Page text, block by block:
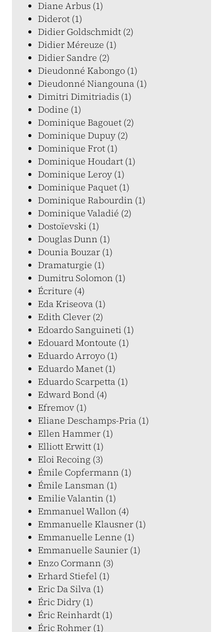
Diane Arbus (1)
Diderot (1)
Didier Goldschmidt (2)
Didier Méreuze (1)
Didier Sandre (2)
Dieudonné Kabongo (1)
Dieudonné Niangouna (1)
Dimitri Dimitriadis (1)
Dodine (1)
Dominique Bagouet (2)
Dominique Dupuy (2)
Dominique Frot (1)
Dominique Houdart (1)
Dominique Leroy (1)
Dominique Paquet (1)
Dominique Rabourdin (1)
Dominique Valadié (2)
Dostoïevski (1)
Douglas Dunn (1)
Dounia Bouzar (1)
Dramaturgie (1)
Dumitru Solomon (1)
Écriture (4)
Eda Kriseova (1)
Edith Clever (2)
Edoardo Sanguineti (1)
Edouard Montoute (1)
Eduardo Arroyo (1)
Eduardo Manet (1)
Eduardo Scarpetta (1)
Edward Bond (4)
Efremov (1)
Eliane Deschamps-Pria (1)
Ellen Hammer (1)
Elliott Erwitt (1)
Eloi Recoing (3)
Émile Copfermann (1)
Émile Lansman (1)
Emilie Valantin (1)
Emmanuel Wallon (4)
Emmanuelle Klausner (1)
Emmanuelle Lenne (1)
Emmanuelle Saunier (1)
Enzo Cormann (3)
Erhard Stiefel (1)
Eric Da Silva (1)
Éric Didry (1)
Éric Reinhardt (1)
Éric Rohmer (1)